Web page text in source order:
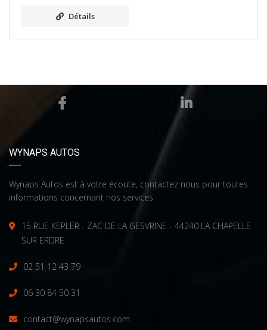
Détails
WYNAPS AUTOS
Wynaps Autos est à votre écoute, contactez nous pour toutes
informations concernant nos services.
15 RUE KEPLER - ZAC DE LA GESVRINE - 44240 LA CHAPELLE
SUR ERDRE
02 51 12 43 79
06 30 84 50 31
contact@wynapsautos.com